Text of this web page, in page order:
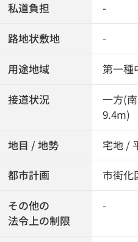
私道負担 -
路地状敷地 -
用途地域 第一種
接道状況
一方(
9.4m)
地目 / 地勢 宅地 /
都市計画 市街化
その他の
法令上の制限
-